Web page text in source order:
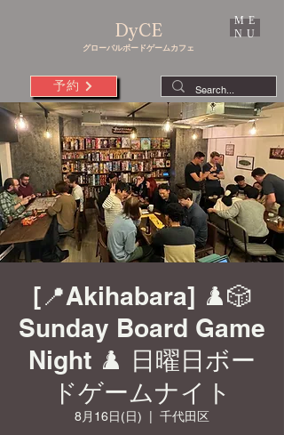
DyCE
グローバルボードゲームカフェ
予約
ME
NU
[📍Akihabara] ♟️🎲
Sunday Board Game
Night ♟️ 日曜日ボー
ドゲームナイト
8月16日(日) 千代田区